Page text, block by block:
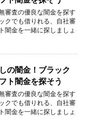
審査の優良な闇金を探す
クでも借りれる、自社審
闇金を一緒に探しましょ
の闇金！ブラック
ト闇金を探そう
審査の優良な闇金を探す
クでも借りれる、自社審
闇金を一緒に探しましょ